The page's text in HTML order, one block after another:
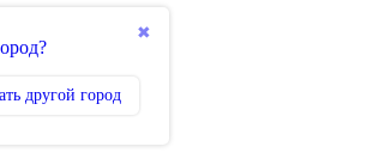
✖
другой город